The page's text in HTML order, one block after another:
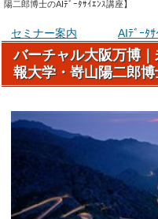
陽二郎博士のAIﾃﾞｰﾀｻｲｴﾝｽ講座】
セミナー案内 AIﾃﾞｰﾀ
バーチャル大阪万博
報大学・嵜山陽二郎博